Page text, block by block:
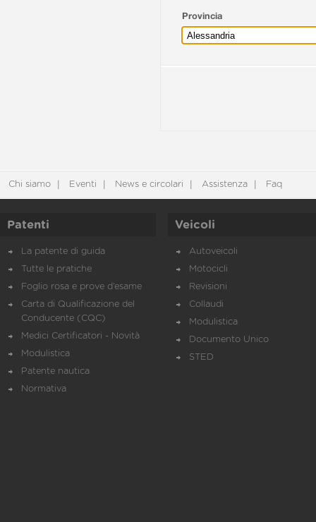
Provincia
Chi siamo Eventi News e circolari Assistenza Faq
Patenti
La patente di guida
Tutte le pratiche
Foglio rosa e prove d’esame
Carta di Qualificazione del
Conducente (CQC)
Medici Certificatori - Novità
Modulistica
Patente nautica
Normativa
Veicoli
Autoveicoli
Motocicli
Revisioni
Collaudi
Modulistica
Documento Unico
STED